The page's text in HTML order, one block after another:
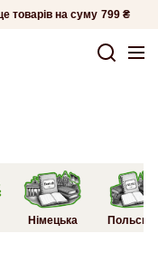
товарів на суму 799 ₴
Німецька